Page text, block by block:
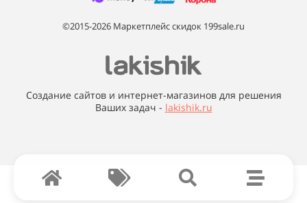
©2015-2026 Маркетплейс скидок 199sale.ru
Создание сайтов и интернет-магазинов для решения
Ваших задач - lakishik.ru